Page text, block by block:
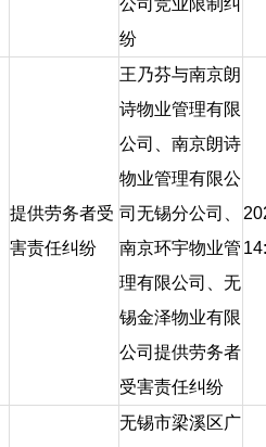
公司竞业限制纠
纷
提供劳务者受
害责任纠纷
王乃芬与南京朗
诗物业管理有限
公司、南京朗诗
物业管理有限公
司无锡分公司、
南京环宇物业管
理有限公司、无
锡金泽物业有限
公司提供劳务者
受害责任纠纷
无锡市梁溪区广